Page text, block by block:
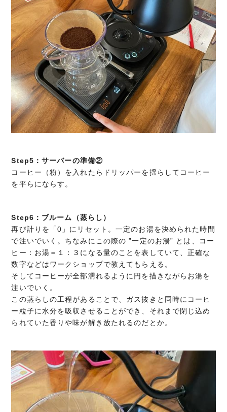
Step5：サーバーの準備②
コーヒー（粉）を入れたらドリッパーを揺らしてコーヒー
を平らにならす。
Step6：ブルーム（蒸らし）
再び計りを「0」にリセット。一定のお湯を決められた時間
で注いでいく。ちなみにこの際の ”一定のお湯” とは、コー
ヒー：お湯＝１：３になる量のことを表していて、正確な
数字などはワークショップで教えてもらえる。
そしてコーヒーが全部濡れるように円を描きながらお湯を
注いでいく。
この蒸らしの工程があることで、ガス抜きと同時にコーヒ
ー粒子に水分を吸収させることができ、それまで閉じ込め
られていた香りや味が解き放たれるのだとか。